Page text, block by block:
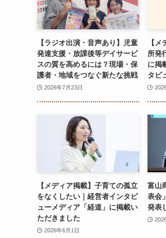
【ラジオ出演・音声あり】児童
発達支援・放課後等デイサービ
スの質を高めるには？現場・保
護者・地域をつなぐ新たな挑戦
2026年7月23日
【
所発
に掲
タビ
【メディア掲載】子育ての孤立
をなくしたい｜経営者インタビ
ューメディア「経道」に掲載い
ただきました
2026年6月1日
富山
表会
発表